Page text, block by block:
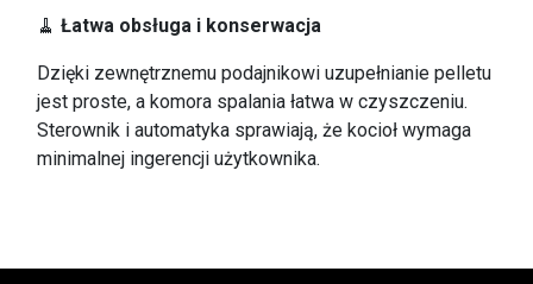
🧹 Łatwa obsługa i konserwacja
Dzięki zewnętrznemu podajnikowi uzupełnianie pelletu
jest proste, a komora spalania łatwa w czyszczeniu.
Sterownik i automatyka sprawiają, że kocioł wymaga
minimalnej ingerencji użytkownika.